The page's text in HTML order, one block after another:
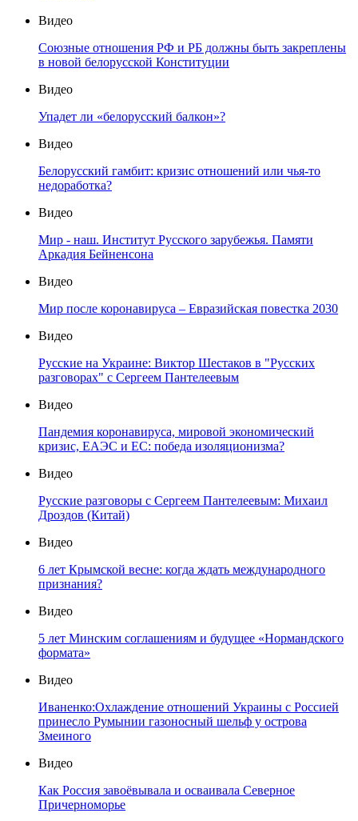
Видео
Союзные отношения РФ и РБ должны быть закреплены
в новой белорусской Конституции
Видео
Упадет ли «белорусский балкон»?
Видео
Белорусский гамбит: кризис отношений или чья-то
недоработка?
Видео
Мир - наш. Институт Русского зарубежья. Памяти
Аркадия Бейненсона
Видео
Мир после коронавируса – Евразийская повестка 2030
Видео
Русские на Украине: Виктор Шестаков в "Русских
разговорах" с Сергеем Пантелеевым
Видео
Пандемия коронавируса, мировой экономический
кризис, ЕАЭС и ЕС: победа изоляционизма?
Видео
Русские разговоры с Сергеем Пантелеевым: Михаил
Дроздов (Китай)
Видео
6 лет Крымской весне: когда ждать международного
признания?
Видео
5 лет Минским соглашениям и будущее «Нормандского
формата»
Видео
Иваненко:Охлаждение отношений Украины с Россией
принесло Румынии газоносный шельф у острова
Змеиного
Видео
Как Россия завоёвывала и осваивала Северное
Причерноморье